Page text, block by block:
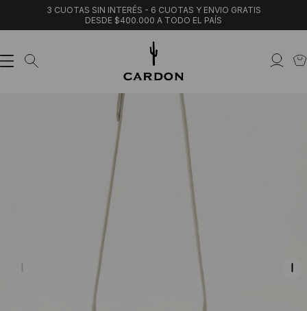
3 CUOTAS SIN INTERÉS - 6 CUOTAS Y ENVIO GRATIS
DESDE $400.000 A TODO EL PAÍS